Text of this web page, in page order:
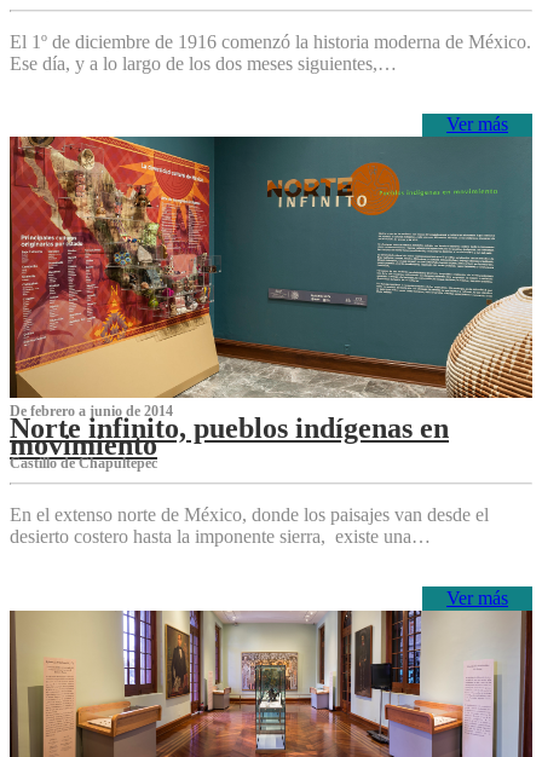
El 1º de diciembre de 1916 comenzó la historia moderna de México.
Ese día, y a lo largo de los dos meses siguientes,…
Ver más
De febrero a junio de 2014
Norte infinito, pueblos indígenas en
movimiento
Castillo de Chapultepec
En el extenso norte de México, donde los paisajes van desde el
desierto costero hasta la imponente sierra, existe una…
Ver más